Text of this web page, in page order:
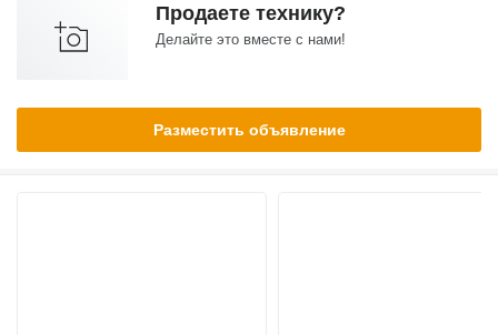
Продаете технику?
Делайте это вместе с нами!
Разместить объявление